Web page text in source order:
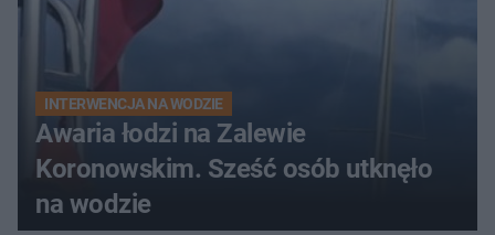
INTERWENCJA NA WODZIE
Awaria łodzi na Zalewie
Koronowskim. Sześć osób utknęło
na wodzie